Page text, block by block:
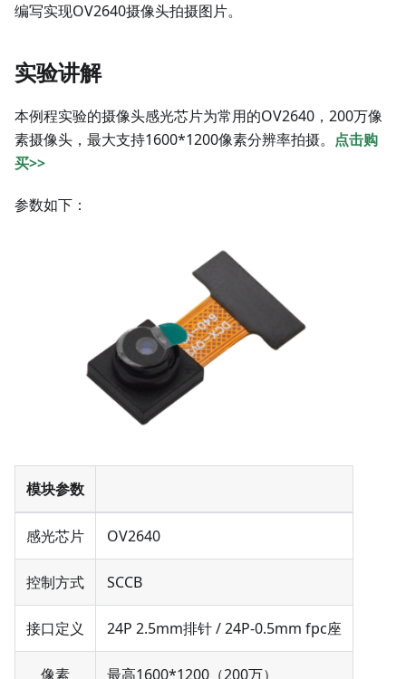
编写实现OV2640摄像头拍摄图片。
实验讲解
本例程实验的摄像头感光芯片为常用的OV2640，200万像
素摄像头，最大支持1600*1200像素分辨率拍摄。 点击购
买>>
参数如下：
模块参数
感光芯片 OV2640
控制方式 SCCB
接口定义 24P 2.5mm排针 / 24P-0.5mm fpc座
像素 最高1600*1200（200万）